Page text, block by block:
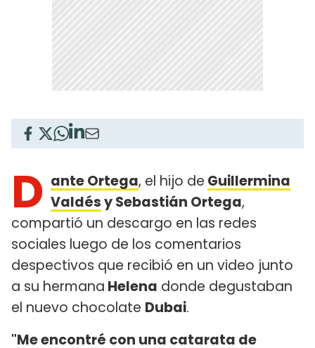
D ante Ortega, el hijo de Guillermina
Valdésy Sebastián Ortega,
compartió un descargo en las redes
sociales luego de los comentarios
despectivos que recibió en un video junto
a su hermana Helena donde degustaban
el nuevo chocolate Dubai.
"Me encontré con una catarata de